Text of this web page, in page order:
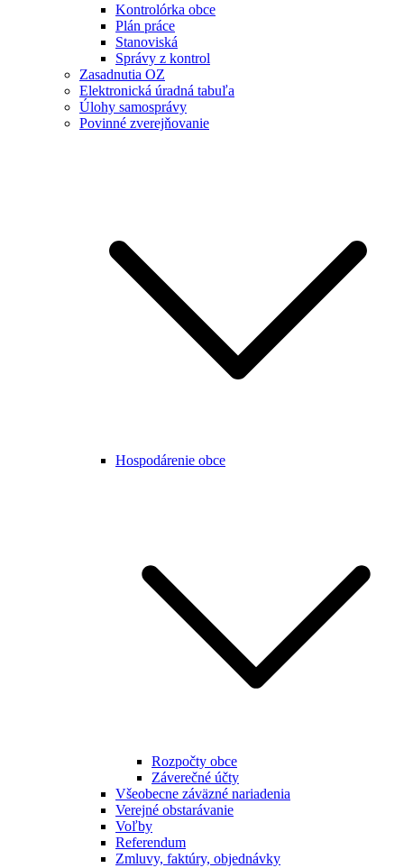
Kontrolórka obce
Plán práce
Stanoviská
Správy z kontrol
Zasadnutia OZ
Elektronická úradná tabuľa
Úlohy samosprávy
Povinné zverejňovanie
Hospodárenie obce
Rozpočty obce
Záverečné účty
Všeobecne záväzné nariadenia
Verejné obstarávanie
Voľby
Referendum
Zmluvy, faktúry, objednávky